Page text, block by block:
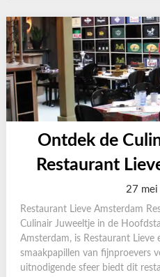
Ontdek de
Restaurant
27
Restaurant Lieve Amsterdam
Culinair Juweeltje in de
Amsterdam, is Restaurant
smaakpapillen van fijnproevers
uitnodigende sfeer biedt dit